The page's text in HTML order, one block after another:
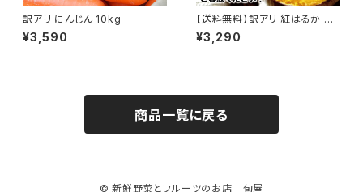
訳アリ にんじん 10kg
¥3,590
【送料無料】訳アリ 紅はるか 約
5kg
¥3,290
商品一覧に戻る
© 新鮮野菜とフルーツのお店 旬屋